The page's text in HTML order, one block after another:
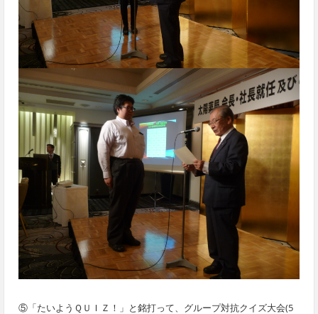
⑤「たいようＱＵＩＺ！」と銘打って、グループ対抗クイズ大会(5